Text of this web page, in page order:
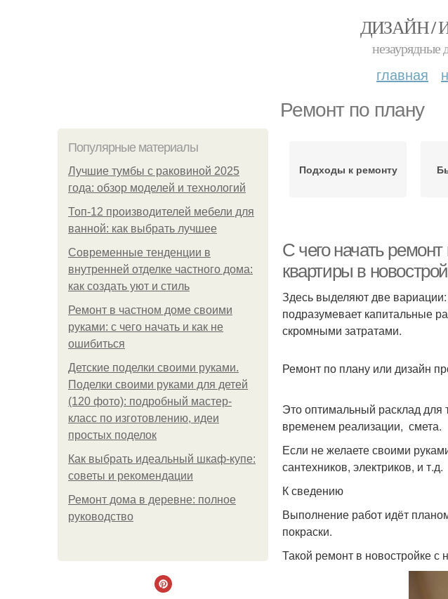
ДИЗАЙН /
незаурядные
главная
Ремонт по плану
Популярные материалы
Лучшие тумбы с раковиной 2025
года: обзор моделей и технологий
Топ-12 производителей мебели для
ванной: как выбрать лучшее
Современные тенденции в
внутренней отделке частного дома:
как создать уют и стиль
Ремонт в частном доме своими
руками: с чего начать и как не
ошибиться
Детские поделки своими руками.
Поделки своими руками для детей
(120 фото): подробный мастер-
класс по изготовлению, идеи
простых поделок
Как выбрать идеальный шкаф-купе:
советы и рекомендации
Ремонт дома в деревне: полное
руководство
Подходы к ремонту
С чего начать
квартиры в
Здесь выделяют две
подразумевает капитальные
скромными затратами.
Ремонт по плану или дизайн
Это оптимальный расклад для
временем реализации, смета.
Если не желаете своими
сантехников, электриков, и т.д.
К сведению
Выполнение работ идёт
покраски.
Такой ремонт в новостройке с